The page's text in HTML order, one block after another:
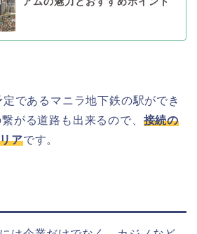
であるマニラ地下鉄の駅ができ
がる道路も出来るので、 接続の
アです。